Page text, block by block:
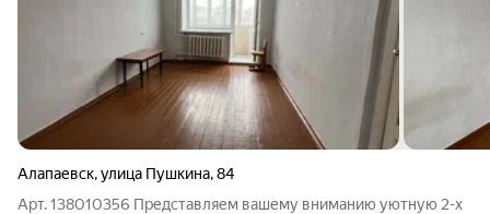
Алапаевск,улица Пушкина,84
Арт. 138010356 Представляем вашему вниманию уютную 2-х